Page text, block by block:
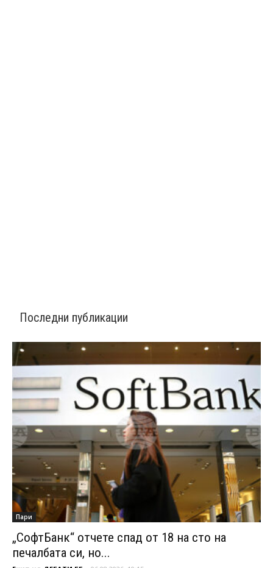
Последни публикации
Пари
„СофтБанк“ отчете спад от 18 на сто на
печалбата си, но...